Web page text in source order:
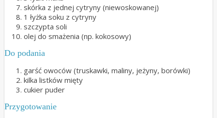
skórka z jednej cytryny (niewoskowanej)
1 łyżka soku z cytryny
szczypta soli
olej do smażenia (np. kokosowy)
Do podania
garść owoców (truskawki, maliny, jeżyny, borówki)
kilka listków mięty
cukier puder
Przygotowanie